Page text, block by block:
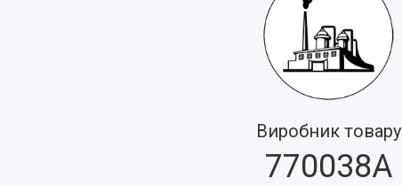
Виробник товару
770038A